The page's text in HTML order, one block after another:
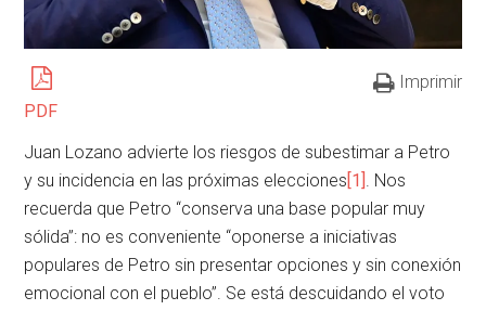
PDF
Imprimir
Juan Lozano advierte los riesgos de subestimar a Petro
y su incidencia en las próximas elecciones [1] . Nos
recuerda que Petro “conserva una base popular muy
sólida”: no es conveniente “oponerse a iniciativas
populares de Petro sin presentar opciones y sin conexión
emocional con el pueblo”. Se está descuidando el voto